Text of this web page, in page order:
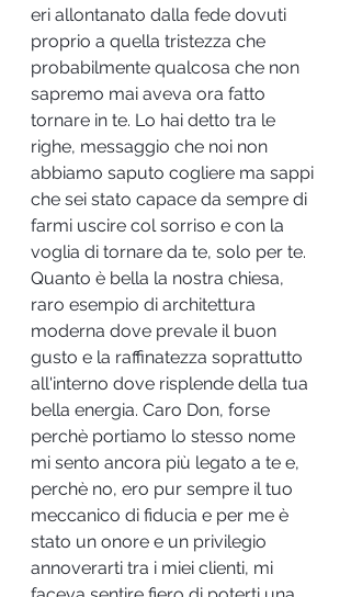
eri allontanato dalla fede dovuti
proprio a quella tristezza che
probabilmente qualcosa che non
sapremo mai aveva ora fatto
tornare in te. Lo hai detto tra le
righe, messaggio che noi non
abbiamo saputo cogliere ma sappi
che sei stato capace da sempre di
farmi uscire col sorriso e con la
voglia di tornare da te, solo per te.
Quanto è bella la nostra chiesa,
raro esempio di architettura
moderna dove prevale il buon
gusto e la raffinatezza soprattutto
all'interno dove risplende della tua
bella energia. Caro Don, forse
perchè portiamo lo stesso nome
mi sento ancora più legato a te e,
perchè no, ero pur sempre il tuo
meccanico di fiducia e per me è
stato un onore e un privilegio
annoverarti tra i miei clienti, mi